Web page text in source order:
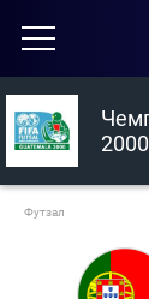
2000
Футзал